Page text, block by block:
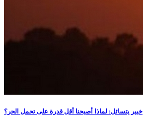
خبير يتسائل: لماذا أصبحنا أقل قدرة على تحمل الحر؟